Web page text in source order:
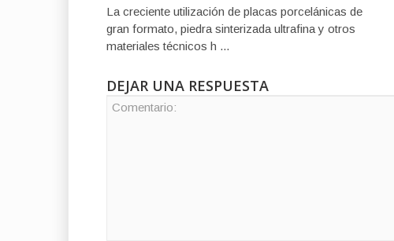
La creciente utilización de placas porcelánicas de
gran formato, piedra sinterizada ultrafina y otros
materiales técnicos h ...
DEJAR UNA RESPUESTA